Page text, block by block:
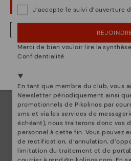
Innovation
Découvrez suite
OUPS... JE ME SUIS TROMPÉ, JE
NON, JE VEUX ALLER SUR LE
Nous sommes présents dans
J’accepte le suivi d’ouverture
Merci de bien vouloir lire la
Confidentialité
En tant que membre du club, vous
Newsletter périodiquement ainsi
promotionnels de Pikolinos par
sms et via les services de
échéant), nous traiterons donc vos
personnel à cette fin. Vous pouvez
de rectification, d’annulation,
limitation du traitement et de